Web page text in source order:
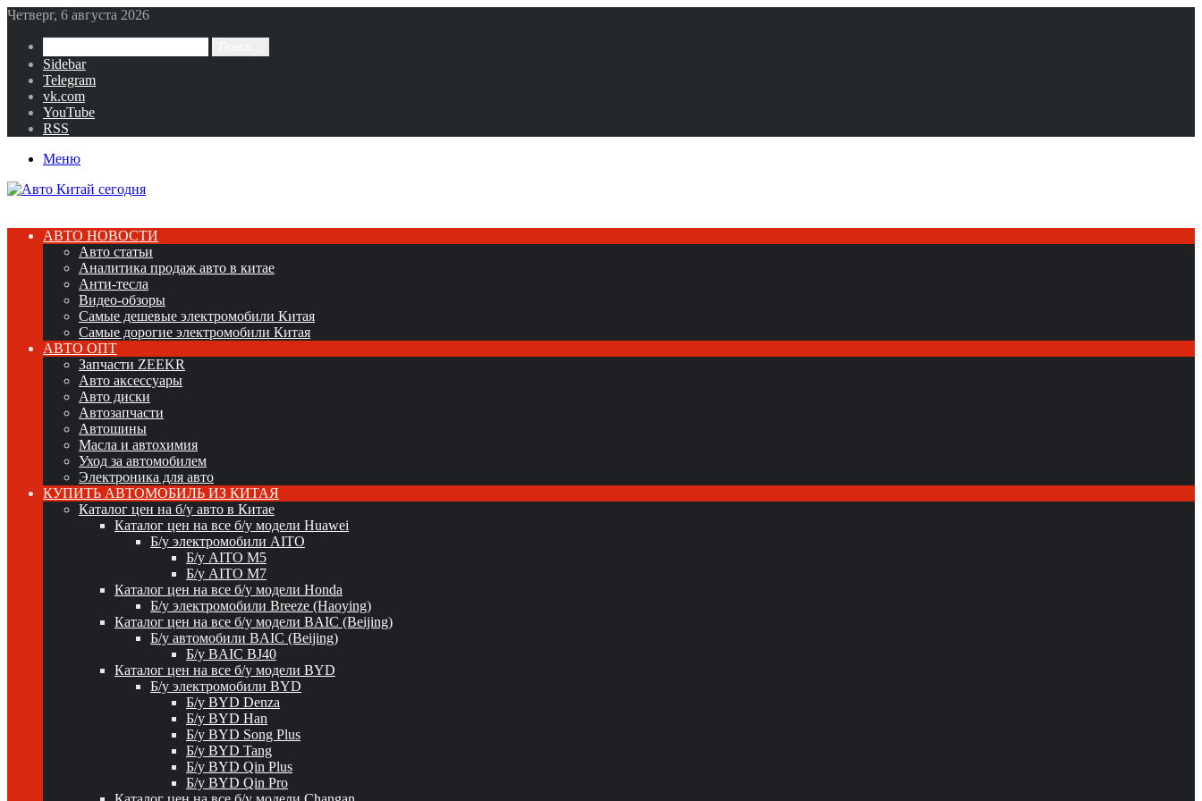
Четверг, 6 августа 2026
Sidebar
Telegram
vk.com
YouTube
RSS
Меню
АВТО НОВОСТИ
Авто статьи
Аналитика продаж авто в китае
Анти-тесла
Видео-обзоры
Самые дешевые электромобили Китая
Самые дорогие электромобили Китая
АВТО ОПТ
Запчасти ZEEKR
Авто аксессуары
Авто диски
Автозапчасти
Автошины
Масла и автохимия
Уход за автомобилем
Электроника для авто
КУПИТЬ АВТОМОБИЛЬ ИЗ КИТАЯ
Каталог цен на б/у авто в Китае
Каталог цен на все б/у модели Huawei
Б/у электромобили AITO
Б/у AITO M5
Б/у AITO M7
Каталог цен на все б/у модели Honda
Б/у электромобили Breeze (Haoying)
Каталог цен на все б/у модели BAIC (Beijing)
Б/у автомобили BAIC (Beijing)
Б/у BAIC BJ40
Каталог цен на все б/у модели BYD
Б/у электромобили BYD
Б/у BYD Denza
Б/у BYD Han
Б/у BYD Song Plus
Б/у BYD Tang
Б/у BYD Qin Plus
Б/у BYD Qin Pro